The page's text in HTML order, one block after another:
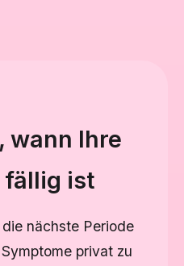
wann Ihre
fällig ist
nächste Periode
privat zu